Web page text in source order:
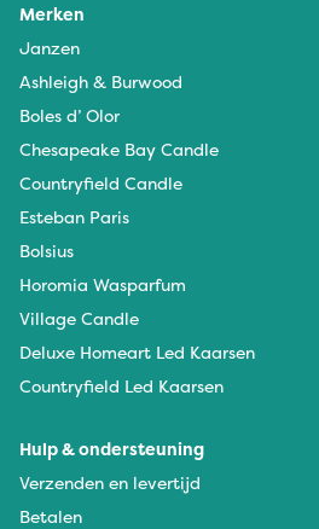
Merken
Janzen
Ashleigh & Burwood
Boles d’ Olor
Chesapeake Bay Candle
Countryfield Candle
Esteban Paris
Bolsius
Horomia Wasparfum
Village Candle
Deluxe Homeart Led Kaarsen
Countryfield Led Kaarsen
Hulp & ondersteuning
Verzenden en levertijd
Betalen